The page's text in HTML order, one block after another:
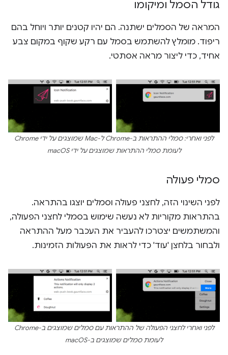
גודל הסמל ומיקומו
המראה של הסמלים ישתנה. הם יהיו קטנים יותר ויוחל בהם
ריפוד. מומלץ להשתמש בסמל עם רקע שקוף במקום צבע
אחיד, כדי ליצור מראה אסתטי.
לפני ואחרי: סמלי ההתראות ב-Chrome ל-Mac שמוצגים על ידי Chrome
לעומת סמלי ההתראות שמוצגים על ידי macOS
סמלי פעולה
לפני השינוי הזה, לחצני פעולה וסמלים יוצגו בהתראה.
בהתראות מקוריות לא נעשה שימוש בסמלי לחצני הפעולה,
והמשתמשים יצטרכו להעביר את העכבר מעל ההתראה
ולבחור בלחצן 'עוד' כדי לראות את הפעולות הזמינות.
לפני ואחרי לחצני הפעולה של ההתראות עם סמלים שמוצגים ב-Chrome
לעומת סמלים שמוצגים ב-macOS